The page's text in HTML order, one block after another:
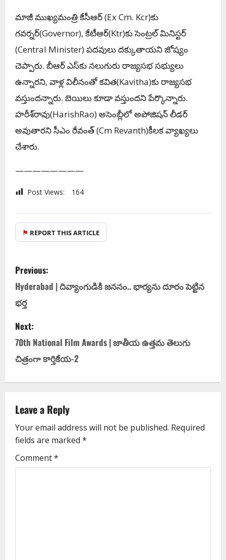
మాజీ ముఖ్య‌మంత్రి కేసీఆర్ (Ex Cm. Kcr)కు
గ‌వ‌ర్న‌ర్‌(Governor), కేటీఆర్‌(Ktr)కు సెంట్ర‌ల్ మినిస్ట‌ర్
(Central Minister) ప‌ద‌వులు ద‌క్కుతాయ‌ని జోష్యం
చెప్పారు. బీఆర్ ఎస్‌కు న‌లుగురు రాజ్య‌స‌భ స‌భ్యులు
ఉన్నార‌ని, వాళ్ల విలీనంతో క‌విత‌(Kavitha)కు రాజ్య‌స‌భ
వ‌స్తుందన్నారు. బెయిలు కూడా వ‌స్తుంద‌ని పేర్కొన్నారు.
హ‌రీశ్‌రావు(HarishRao) అసెంబ్లీలో అపోజిష‌న్ లీడ‌ర్
అవుతారని సీఎం రేవంత్ (Cm Revanth)కీల‌క వ్యాఖ్య‌లు
చేశారు.
————————
Post Views: 164
⚑ REPORT THIS ARTICLE
Previous:
Hyderabad | దివ్యాంగుడికి జ‌న‌నం.. భార్య‌ను దూరం పెట్టిన
భ‌ర్త‌
Next:
70th National Film Awards | జాతీయ ఉత్త‌మ తెలుగు
చిత్రంగా కార్తికేయ‌-2
Leave a Reply
Your email address will not be published. Required
fields are marked *
Comment*